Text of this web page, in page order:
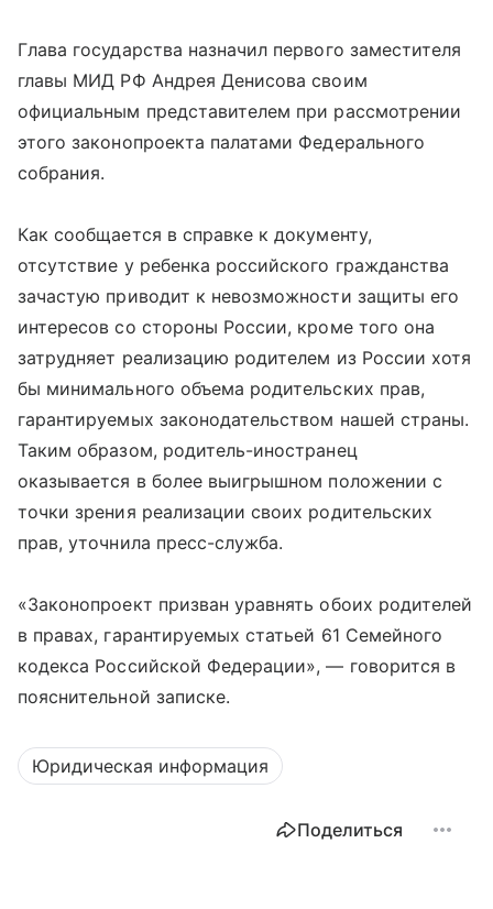
Глава государства назначил первого заместителя
главы МИД РФ Андрея Денисова своим
официальным представителем при рассмотрении
этого законопроекта палатами Федерального
собрания.
Как сообщается в справке к документу,
отсутствие у ребенка российского гражданства
зачастую приводит к невозможности защиты его
интересов со стороны России, кроме того она
затрудняет реализацию родителем из России хотя
бы минимального объема родительских прав,
гарантируемых законодательством нашей страны.
Таким образом, родитель-иностранец
оказывается в более выигрышном положении с
точки зрения реализации своих родительских
прав, уточнила пресс-служба.
«Законопроект призван уравнять обоих родителей
в правах, гарантируемых статьей 61 Семейного
кодекса Российской Федерации», — говорится в
пояснительной записке.
Юридическая информация
Поделиться